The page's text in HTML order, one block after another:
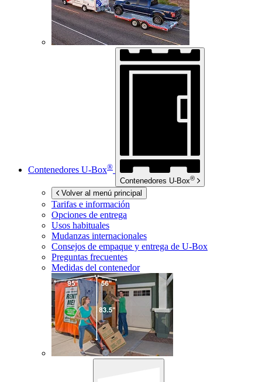
Contenedores U-Box®
Contenedores U-Box®
Volver al menú principal
Tarifas e información
Opciones de entrega
Usos habituales
Mudanzas internacionales
Consejos de empaque y entrega de U-Box
Preguntas frecuentes
Medidas del contenedor